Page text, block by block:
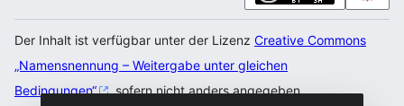
Der Inhalt ist verfügbar unter der Lizenz Creative Commons
„Namensnennung – Weitergabe unter gleichen
Bedingungen“
, sofern nicht anders angegeben.